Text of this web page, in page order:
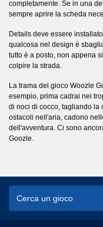
completamente. Se in una
sempre aprire la scheda
Details deve essere
qualcosa nel design è
tutto è a posto, non appena
colpire la strada.
La trama del gioco Woozle
esempio, prima cadrai nei
di noci di cocco, tagliando la
ostacoli nell'aria, cadono
dell'avventura. Ci sono
Goozle.